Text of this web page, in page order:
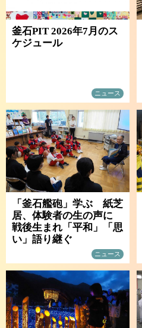
釜石PIT 2026年7月のス
ケジュール
ニュース
「釜石艦砲」学ぶ 紙芝
居、体験者の生の声に
戦後生まれ「平和」「思
い」語り継ぐ
ニュース